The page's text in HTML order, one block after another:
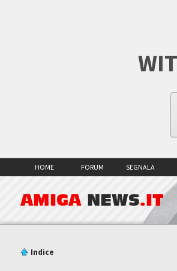
HOME FORUM SEGNALA
AMIGA NEWS.IT
Indice